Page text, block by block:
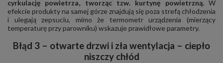
cyrkulację powietrza, tworząc tzw. kurtynę powietrzną.W
efekcie produkty na samej górze znajdują się poza strefą chłodzenia
i ulegają zepsuciu, mimo że termometr urządzenia (mierzący
temperaturę przy parowniku) wskazuje prawidłowe parametry.
Błąd 3 – otwarte drzwi i zła wentylacja – ciepło
niszczy chłód